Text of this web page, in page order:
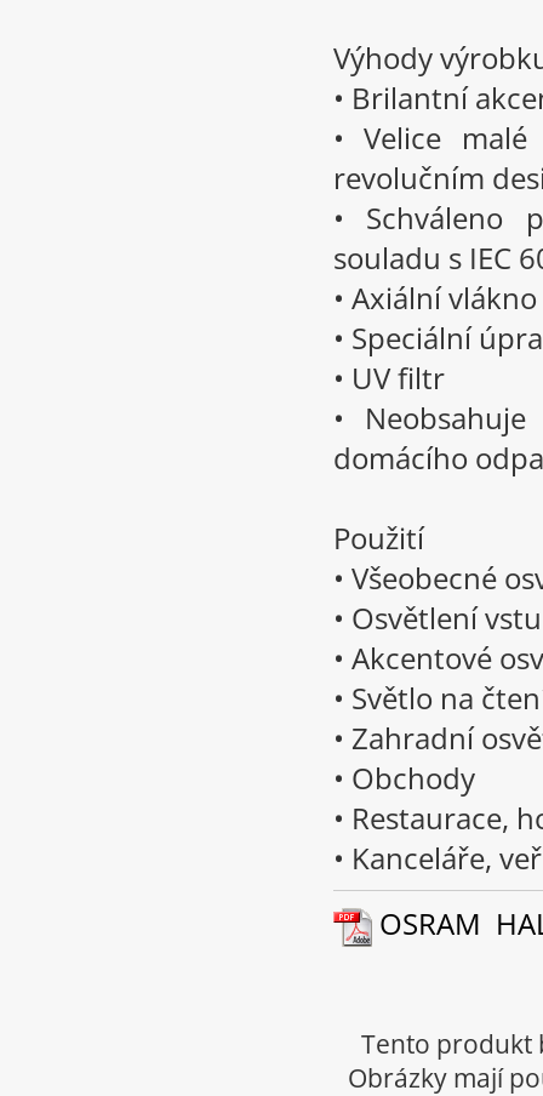
Výhody
• Brilantní
• Velice
revolučním
• Schváleno
souladu s IEC
• Axiální
• Speciální
• UV filtr
•
domácího
Použití
• Všeobecné
• Osvětlení
• Akcentové
• Světlo na
• Zahradní
• Obchody
• Restaurace,
• Kanceláře,
OSRAM
Tento produkt
Obrázky mají